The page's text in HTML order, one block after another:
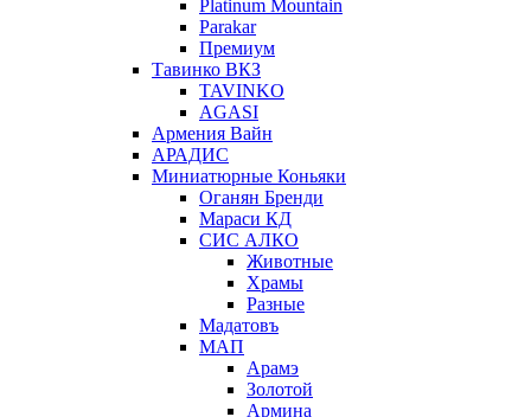
Platinum Mountain
Parakar
Премиум
Тавинко ВКЗ
TAVINKO
AGASI
Армения Вайн
АРАДИС
Миниатюрные Коньяки
Оганян Бренди
Мараси КД
СИС АЛКО
Животные
Храмы
Разные
Мадатовъ
МАП
Арамэ
Золотой
Армина